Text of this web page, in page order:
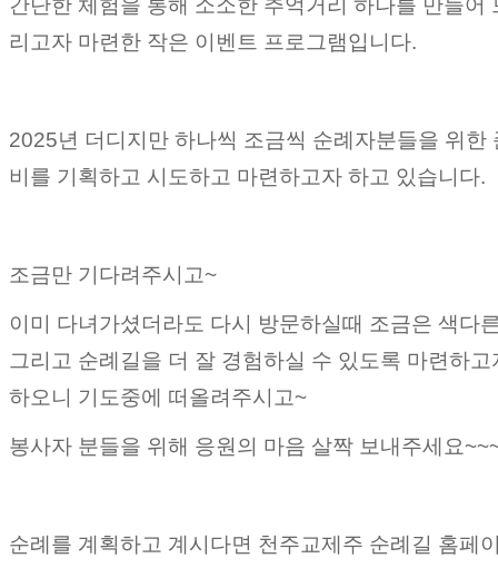
간단한 체험을 통해 소소한 추억거리 하나를 만들어
리고자 마련한 작은 이벤트 프로그램입니다.
2025년 더디지만 하나씩 조금씩 순례자분들을 위한
비를 기획하고 시도하고 마련하고자 하고 있습니다.
조금만 기다려주시고~
이미 다녀가셨더라도 다시 방문하실때 조금은 색다
그리고 순례길을 더 잘 경험하실 수 있도록 마련하고
하오니 기도중에 떠올려주시고~
봉사자 분들을 위해 응원의 마음 살짝 보내주세요
순례를 계획하고 계시다면 천주교제주 순례길 홈페